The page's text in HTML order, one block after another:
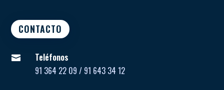
CONTACTO

Teléfonos
91 364 22 09 / 91 643 34 12